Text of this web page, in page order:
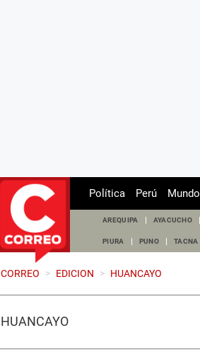
Política Perú Mundo
AREQUIPA AYACUCHO
PIURA PUNO TACNA
CORREO > EDICION > HUANCAYO
HUANCAYO